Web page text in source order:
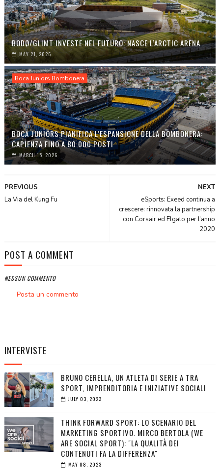
BODØ/GLIMT INVESTE NEL FUTURO: NASCE L’ARCTIC ARENA
MAY 21, 2026
Boca Juniors Bombonera
BOCA JUNIORS PIANIFICA L’ESPANSIONE DELLA BOMBONERA:
CAPIENZA FINO A 80.000 POSTI
MARCH 15, 2026
NEXT
eSports: Exeed continua a
crescere: rinnovata la partnership
con Corsair ed Elgato per l’anno
2020
PREVIOUS
La Via del Kung Fu
POST A COMMENT
NESSUN COMMENTO
Posta un commento
INTERVISTE
BRUNO CERELLA, UN ATLETA DI SERIE A TRA
SPORT, IMPRENDITORIA E INIZIATIVE SOCIALI
JULY 03, 2023
THINK FORWARD SPORT: LO SCENARIO DEL
MARKETING SPORTIVO. MIRCO BERTOLA (WE
ARE SOCIAL SPORT): "LA QUALITÀ DEI
CONTENUTI FA LA DIFFERENZA"
MAY 08, 2023